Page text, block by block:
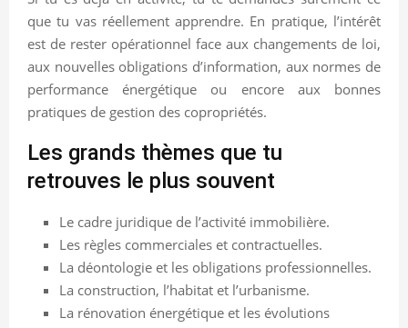
que tu vas réellement apprendre. En pratique, l’intérêt
est de rester opérationnel face aux changements de loi,
aux nouvelles obligations d’information, aux normes de
performance énergétique ou encore aux bonnes
pratiques de gestion des copropriétés.
Les grands thèmes que tu
retrouves le plus souvent
Le cadre juridique de l’activité immobilière.
Les règles commerciales et contractuelles.
La déontologie et les obligations professionnelles.
La construction, l’habitat et l’urbanisme.
La rénovation énergétique et les évolutions